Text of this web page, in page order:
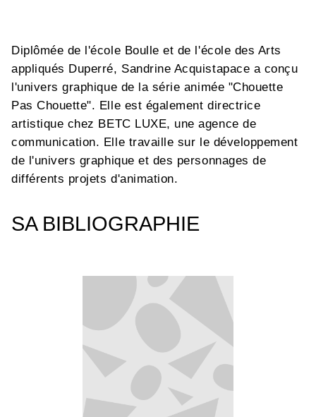
Diplômée de l'école Boulle et de l'école des Arts
appliqués Duperré, Sandrine Acquistapace a conçu
l'univers graphique de la série animée "Chouette
Pas Chouette". Elle est également directrice
artistique chez BETC LUXE, une agence de
communication. Elle travaille sur le développement
de l'univers graphique et des personnages de
différents projets d'animation.
SA BIBLIOGRAPHIE